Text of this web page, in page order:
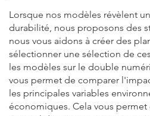
Lorsque nos modèles révèlent
durabilité, nous proposons des
nous vous aidons à créer des
sélectionner une sélection de
les modèles sur le double
vous permet de comparer
les principales variables
économiques. Cela vous